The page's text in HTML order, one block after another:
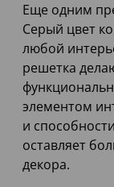
Еще одним
Серый цвет
любой
решетка
элементом
и
оставляет
декора.